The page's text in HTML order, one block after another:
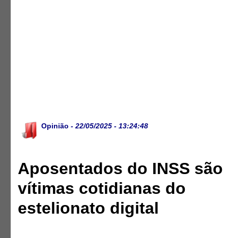
Opinião - 22/05/2025 - 13:24:48
Aposentados do INSS são
vítimas cotidianas do
estelionato digital